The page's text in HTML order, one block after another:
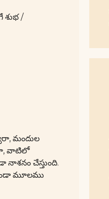
శుభ /
మందుల
వాటిలో
చేస్తుంది.
మూలము